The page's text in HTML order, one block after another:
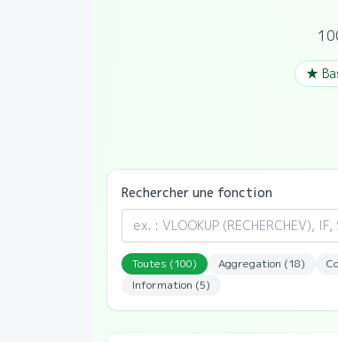
★
Rechercher une fonction
Toutes (100) Aggregation (18)
Information (5)